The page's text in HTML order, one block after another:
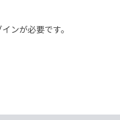
ンが必要です。